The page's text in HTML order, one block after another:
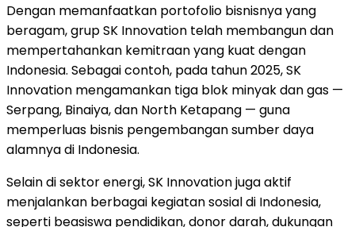
Dengan memanfaatkan portofolio bisnisnya yang
beragam, grup SK Innovation telah membangun dan
mempertahankan kemitraan yang kuat dengan
Indonesia. Sebagai contoh, pada tahun 2025, SK
Innovation mengamankan tiga blok minyak dan gas —
Serpang, Binaiya, dan North Ketapang — guna
memperluas bisnis pengembangan sumber daya
alamnya di Indonesia.
Selain di sektor energi, SK Innovation juga aktif
menjalankan berbagai kegiatan sosial di Indonesia,
seperti beasiswa pendidikan, donor darah, dukungan